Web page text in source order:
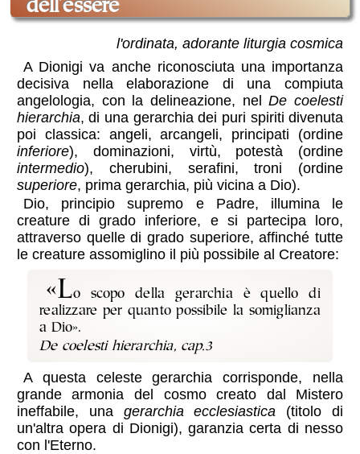
dell'essere
l'ordinata, adorante liturgia cosmica
A Dionigi va anche riconosciuta una importanza
decisiva nella elaborazione di una compiuta
angelologia, con la delineazione, nelDe coelesti
hierarchia, di una gerarchia dei puri spiriti divenuta
poi classica: angeli, arcangeli, principati (ordine
inferiore), dominazioni, virtù, potestà (ordine
intermedio), cherubini, serafini, troni (ordine
superiore, prima gerarchia, più vicina a Dio).
Dio, principio supremo e Padre, illumina le
creature di grado inferiore, e si partecipa loro,
attraverso quelle di grado superiore, affinché tutte
le creature assomiglino il più possibile al Creatore:
«Lo scopo della gerarchia è quello di
realizzare per quanto possibile la somiglianza
a Dio».
A questa celeste gerarchia corrisponde, nella
grande armonia del cosmo creato dal Mistero
ineffabile, una gerarchia ecclesiastica (titolo di
un'altra opera di Dionigi), garanzia certa di nesso
con l'Eterno.